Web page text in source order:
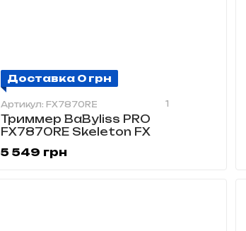
Доставка 0 грн
Артикул: FX7870RE 1
Триммер BaByliss PRO
FX7870RE Skeleton FX
5 549 грн